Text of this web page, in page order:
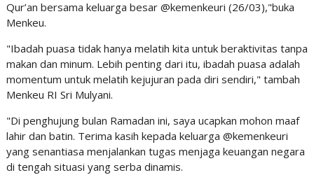
Qur’an bersama keluarga besar @kemenkeuri (26/03),"buka
Menkeu.
"Ibadah puasa tidak hanya melatih kita untuk beraktivitas tanpa
makan dan minum. Lebih penting dari itu, ibadah puasa adalah
momentum untuk melatih kejujuran pada diri sendiri," tambah
Menkeu RI Sri Mulyani.
"Di penghujung bulan Ramadan ini, saya ucapkan mohon maaf
lahir dan batin. Terima kasih kepada keluarga @kemenkeuri
yang senantiasa menjalankan tugas menjaga keuangan negara
di tengah situasi yang serba dinamis.